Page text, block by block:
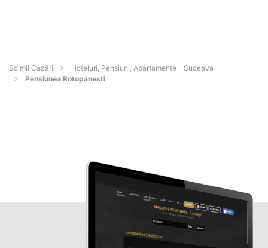
Șoimii Cazării
Hoteluri, Pensiuni, Apartamente - Suceava
Pensiunea Rotopanesti